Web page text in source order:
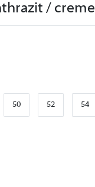
/ creme
50 52 54